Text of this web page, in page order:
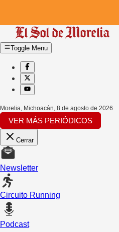
Toggle Menu
Morelia, Michoacán, 8 de agosto de 2026
VER MÁS PERIÓDICOS
Cerrar
Newsletter
Circuito Running
Podcast